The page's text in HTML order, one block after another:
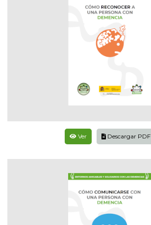
Ver Descargar PDF